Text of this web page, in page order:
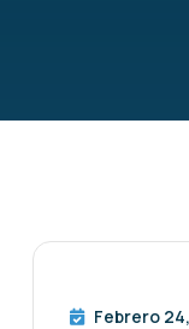
Febrero